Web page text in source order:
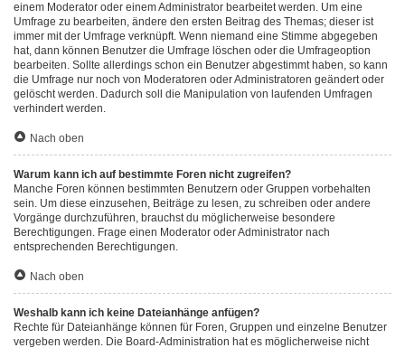
einem Moderator oder einem Administrator bearbeitet werden. Um eine
Umfrage zu bearbeiten, ändere den ersten Beitrag des Themas; dieser ist
immer mit der Umfrage verknüpft. Wenn niemand eine Stimme abgegeben
hat, dann können Benutzer die Umfrage löschen oder die Umfrageoption
bearbeiten. Sollte allerdings schon ein Benutzer abgestimmt haben, so kann
die Umfrage nur noch von Moderatoren oder Administratoren geändert oder
gelöscht werden. Dadurch soll die Manipulation von laufenden Umfragen
verhindert werden.
Nach oben
Warum kann ich auf bestimmte Foren nicht zugreifen?
Manche Foren können bestimmten Benutzern oder Gruppen vorbehalten
sein. Um diese einzusehen, Beiträge zu lesen, zu schreiben oder andere
Vorgänge durchzuführen, brauchst du möglicherweise besondere
Berechtigungen. Frage einen Moderator oder Administrator nach
entsprechenden Berechtigungen.
Nach oben
Weshalb kann ich keine Dateianhänge anfügen?
Rechte für Dateianhänge können für Foren, Gruppen und einzelne Benutzer
vergeben werden. Die Board-Administration hat es möglicherweise nicht